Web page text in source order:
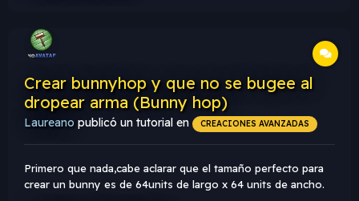
Crear bunnyhop y que no se bugee al
dropear arma (Bunny hop)
Laureano publicó un tutorial en CREACIONES AVANZADAS
Primero que nada,cabe aclarar que el tamaño perfecto para
crear un bunny es de 64units de largo x 64 units de ancho.